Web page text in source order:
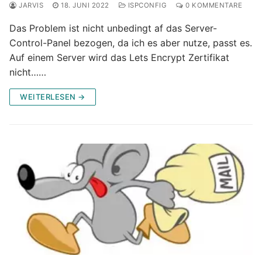
JARVIS 18. JUNI 2022 ISPCONFIG 0 KOMMENTARE
Das Problem ist nicht unbedingt af das Server-
Control-Panel bezogen, da ich es aber nutze, passt es.
Auf einem Server wird das Lets Encrypt Zertifikat
nicht……
WEITERLESEN →